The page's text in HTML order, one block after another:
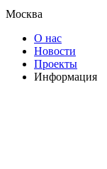
Москва
О нас
Новости
Проекты
Информация